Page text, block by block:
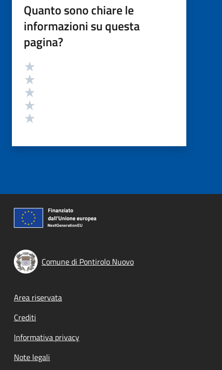
Quanto sono chiare le
informazioni su questa
pagina?
Valutazione
Comune di Pontirolo Nuovo
Footer menu
Area riservata
Crediti
Informativa privacy
Note legali